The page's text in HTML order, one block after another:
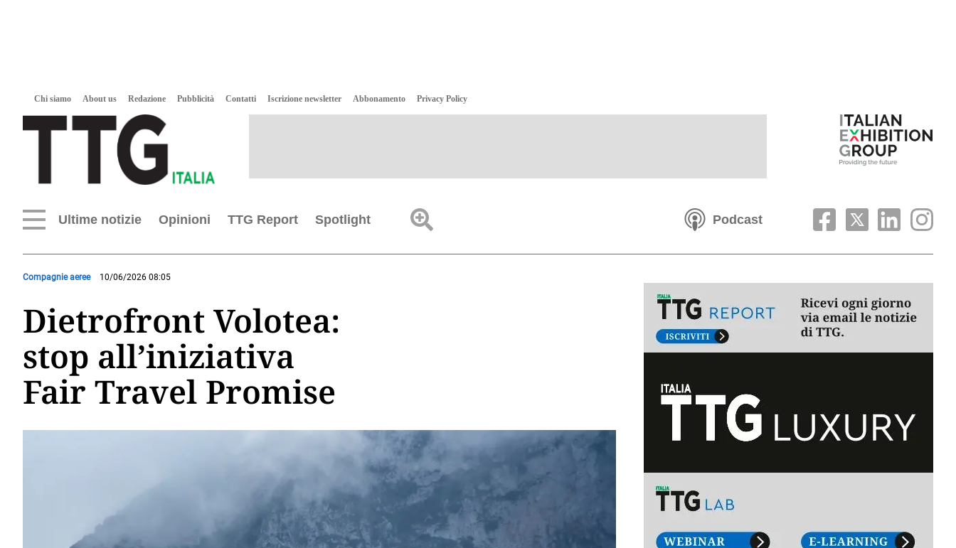
Chi siamo About us Redazione Pubblicità Contatti Iscrizione newsletter Abbonamento Privacy Policy
Ultime notizie Opinioni TTG Report Spotlight Podcast
Compagnie aeree 10/06/2026 08:05
Dietrofront Volotea:
stop all’iniziativa
Fair Travel Promise